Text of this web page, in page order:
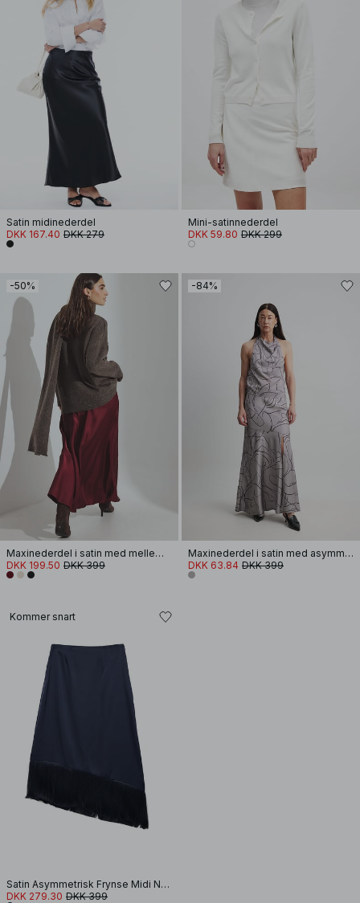
Satin midinederdel
DKK 167.40 DKK 279
Mini-satinnederdel
DKK 59.80 DKK 299
-50%
Maxinederdel i satin med mellemhøj talje
DKK 199.50 DKK 399
-84%
Maxinederdel i satin med asymmetriske syninger
DKK 63.84 DKK 399
Kommer snart
Satin Asymmetrisk Frynse Midi Nederdel
DKK 279.30 DKK 399